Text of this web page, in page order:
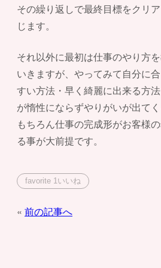
その繰り返しで最終目標をクリ
じます。
それ以外に最初は仕事のやり方
いきますが、やってみて自分に
すい方法・早く綺麗に出来る方
が惰性にならずやりがいが出てく
もちろん仕事の完成形がお客様
る事が大前提です。
favorite 1いいね
投前の記事へ